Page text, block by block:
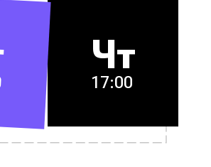
Чт
17:00